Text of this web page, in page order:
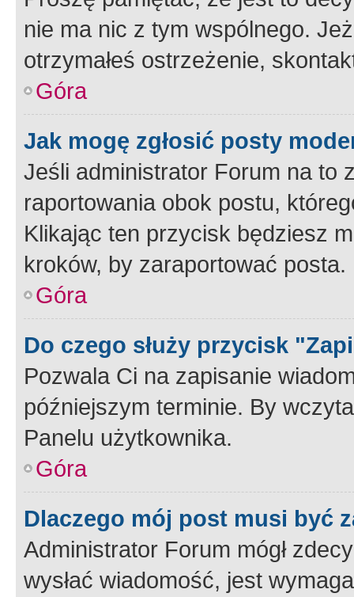
nie ma nic z tym wspólnego.
otrzymałeś ostrzeżenie,
Góra
Jak mogę zgłosić posty
Jeśli administrator Forum na to
raportowania obok postu,
Klikając ten przycisk będziesz
kroków, by zaraportować posta.
Góra
Do czego służy przycisk
Pozwala Ci na zapisanie
późniejszym terminie. By
Panelu użytkownika.
Góra
Dlaczego mój post musi być
Administrator Forum mógł
wysłać wiadomość, jest